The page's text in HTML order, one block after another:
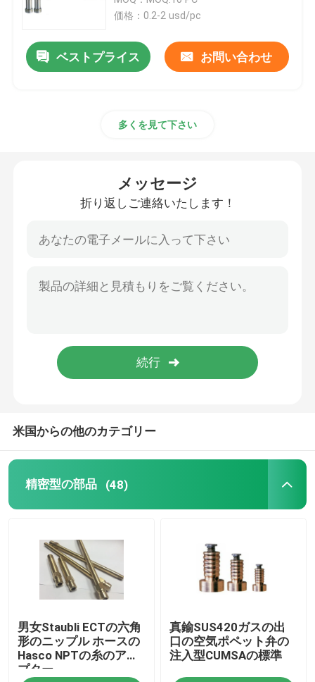
血のコレクションの針
価格：0.2-2 usd/pc
ベストプライス お問い合わせ
多くを見て下さい
メッセージ
折り返しご連絡いたします！
米国からの他のカテゴリー
精密型の部品 (48)
男女Staubli ECTの六角
形のニップル ホースの
Hasco NPTの糸のアダ
プター
真鍮SUS420ガスの出
口の空気ポペット弁の
注入型CUMSAの標準